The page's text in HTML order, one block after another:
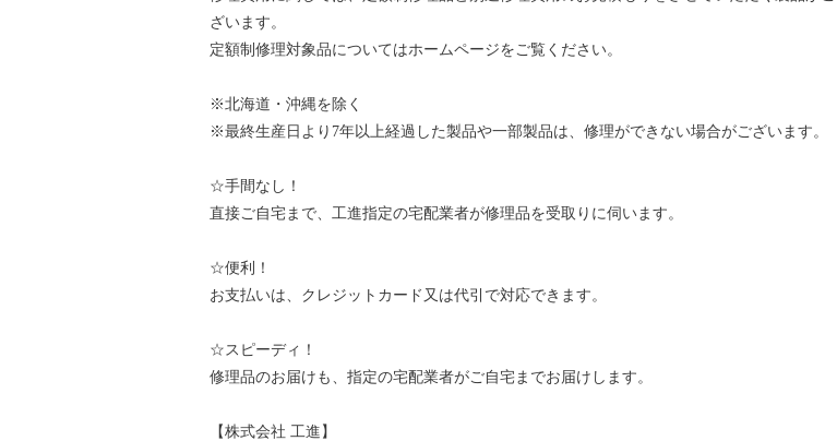
ざいます。
定額制修理対象品についてはホームページをご覧ください。
※北海道・沖縄を除く
※最終生産日より7年以上経過した製品や一部製品は、修理ができない場合がございます。
☆手間なし！
直接ご自宅まで、工進指定の宅配業者が修理品を受取りに伺います。
☆便利！
お支払いは、クレジットカード又は代引で対応できます。
☆スピーディ！
修理品のお届けも、指定の宅配業者がご自宅までお届けします。
【株式会社 工進】